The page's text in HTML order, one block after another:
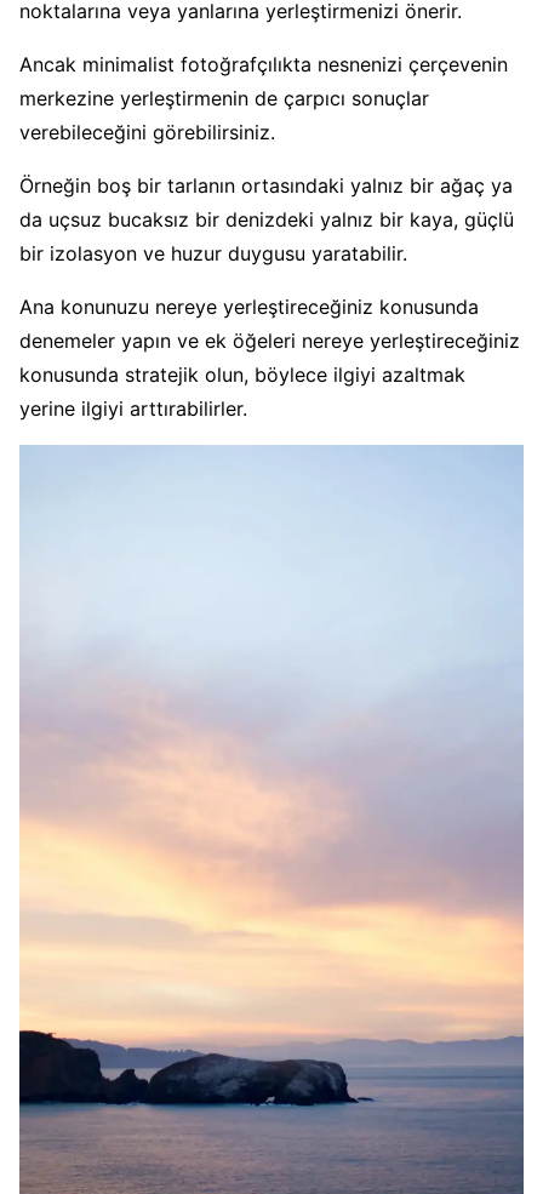
noktalarına veya yanlarına yerleştirmenizi önerir.
Ancak minimalist fotoğrafçılıkta nesnenizi çerçevenin
merkezine yerleştirmenin de çarpıcı sonuçlar
verebileceğini görebilirsiniz.
Örneğin boş bir tarlanın ortasındaki yalnız bir ağaç ya
da uçsuz bucaksız bir denizdeki yalnız bir kaya, güçlü
bir izolasyon ve huzur duygusu yaratabilir.
Ana konunuzu nereye yerleştireceğiniz konusunda
denemeler yapın ve ek öğeleri nereye yerleştireceğiniz
konusunda stratejik olun, böylece ilgiyi azaltmak
yerine ilgiyi arttırabilirler.